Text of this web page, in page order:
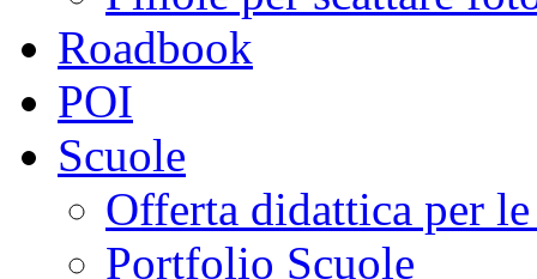
Roadbook
POI
Scuole
Offerta didattica per
Portfolio Scuole